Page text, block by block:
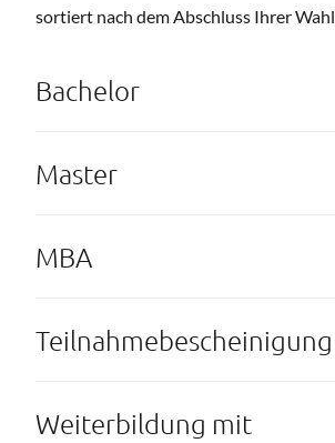
sortiert nach dem Abschluss Ihrer Wahl
Bachelor
Master
MBA
Teilnahmebescheinigung
Weiterbildung mit